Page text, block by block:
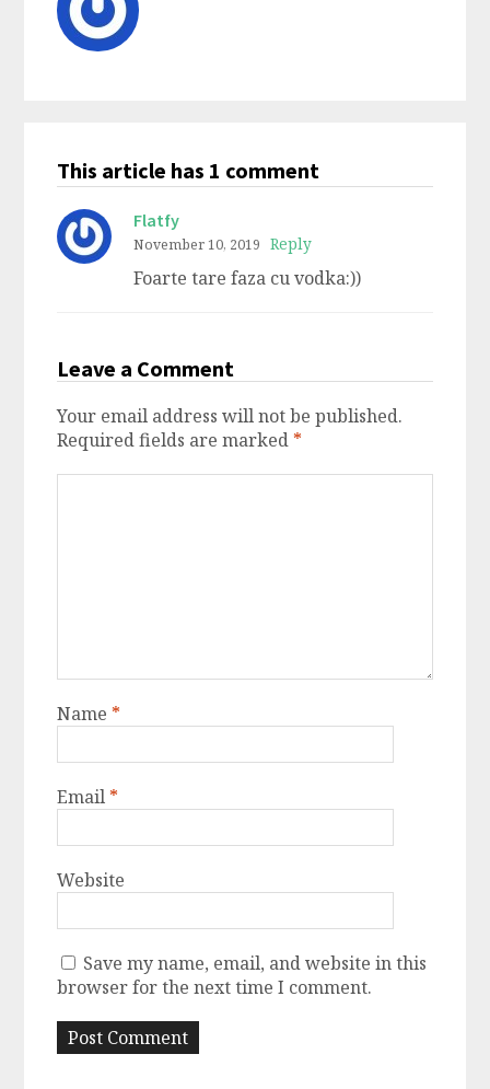
This article has 1 comment
Flatfy
November 10, 2019 Reply
Foarte tare faza cu vodka:))
Leave a Comment
Your email address will not be published.
Required fields are marked *
Name *
Email *
Website
Save my name, email, and website in this
browser for the next time I comment.